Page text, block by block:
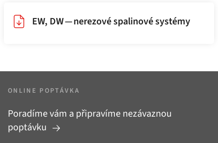
EW, DW — nerezové spalinové systémy
ONLINE POPTÁVKA
Poradíme vám a připravíme nezávaznou
poptávku